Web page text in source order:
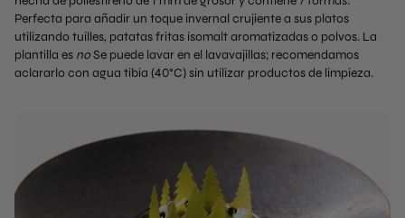
Perfecta para añadir un toque invernal crujiente a sus platos
utilizando tuilles, patatas fritas isomalt aromatizadas o polvos. La
plantilla es noSe puede lavar en el lavavajillas; recomendamos
aclararlo con agua tibia (40°C) sin utilizar productos de limpieza.